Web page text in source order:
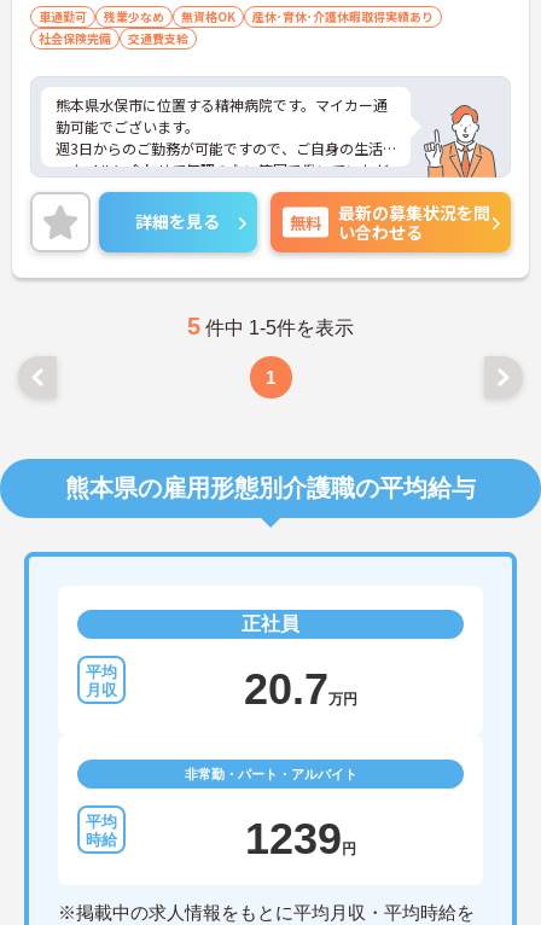
車通勤可 残業少なめ 無資格OK
産休･育休･介護休暇取得実績あり
社会保険完備
交通費支給
熊本県水俣市に位置する精神病院です。マイカー通
勤可能でございます。
週3日からのご勤務が可能ですので、ご自身の生活
スタイルに合わせて無理のない範囲で働いていただ
けます。
ご興味のある方には、面接対策ポイントなど、さら
に詳細をお話しいたしますのでお気軽にご相談くだ
さい！
詳細を見る 無料
最新の募集状況を問
い合わせる
5 件中 1-5件を表示
1
熊本県の雇用形態別介護職の平均給与
正社員
20.7万円
非常勤・パート・アルバイト
1239 円
※掲載中の求人情報をもとに平均月収・平均時給を